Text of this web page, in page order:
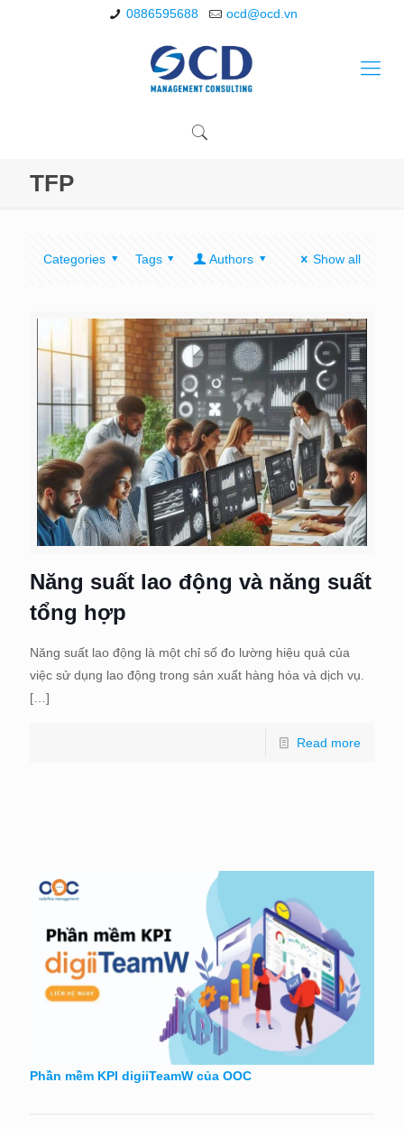
0886595688 ocd@ocd.vn
TFP
Categories Tags Authors Show all
Năng suất lao động và năng suất
tổng hợp
Năng suất lao động là một chỉ số đo lường hiệu quả của
việc sử dụng lao động trong sản xuất hàng hóa và dịch vụ.
[…]
Read more
Phần mềm KPI digiiTeamW của OOC